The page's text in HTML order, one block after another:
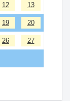
12 13
19 20
26 27